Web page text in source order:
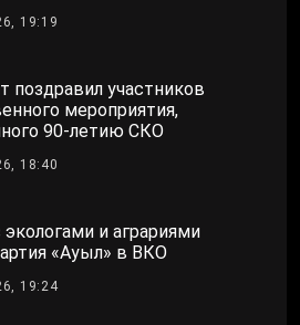
19:19
поздравил участников
мероприятия,
90-летию СКО
18:40
экологами и аграриями
«Ауыл» в ВКО
19:24